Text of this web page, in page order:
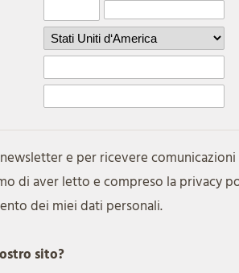
newsletter e per ricevere
di aver letto e compreso la privacy
dei miei dati personali.
sito?